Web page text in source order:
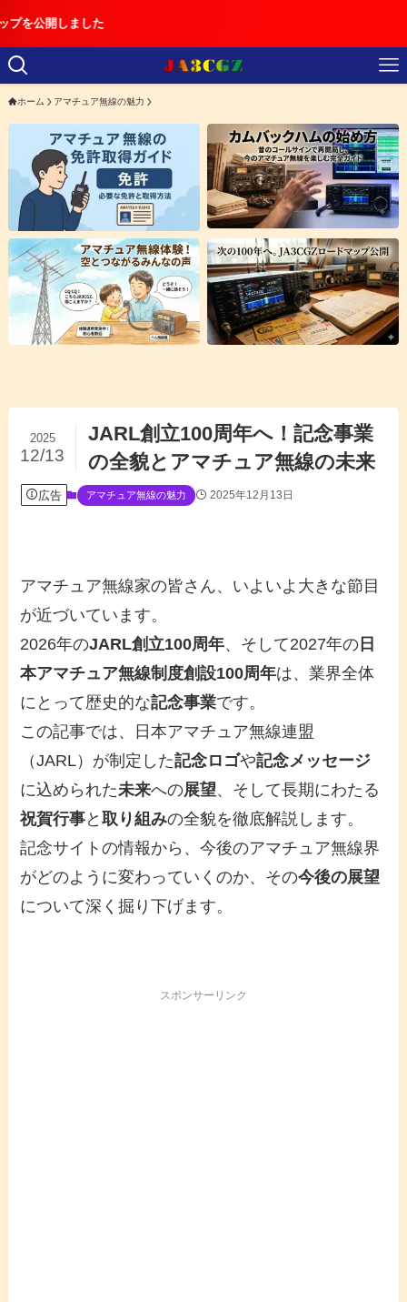
ホーム アマチュア無線の魅力
JARL創立100周年へ！記念事業
の全貌とアマチュア無線の未来
2025
12/13
広告 アマチュア無線の魅力 2025年12月13日
アマチュア無線家の皆さん、いよいよ大きな節目
が近づいています。
2026年のJARL創立100周年、そして2027年の 日
本アマチュア無線制度創設100周年は、業界全体
にとって歴史的な記念事業です。
この記事では、日本アマチュア無線連盟
（JARL）が制定した記念ロゴや記念メッセージ
に込められた未来への展望、そして長期にわたる
祝賀行事と取り組みの全貌を徹底解説します。
記念サイトの情報から、今後のアマチュア無線界
がどのように変わっていくのか、その今後の展望
について深く掘り下げます。
スポンサーリンク